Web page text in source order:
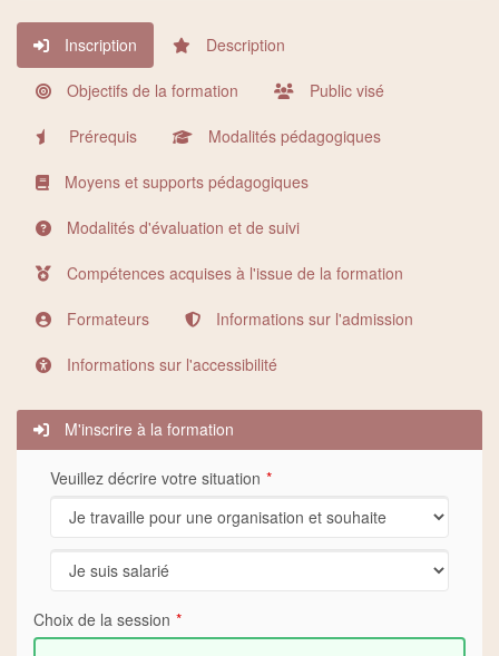
Inscription Description
Objectifs de la formation Public visé
Prérequis Modalités pédagogiques
Moyens et supports pédagogiques
Modalités d'évaluation et de suivi
Compétences acquises à l'issue de la formation
Formateurs Informations sur l'admission
Informations sur l'accessibilité
M'inscrire à la formation
Veuillez décrire votre situation
Choix de la session